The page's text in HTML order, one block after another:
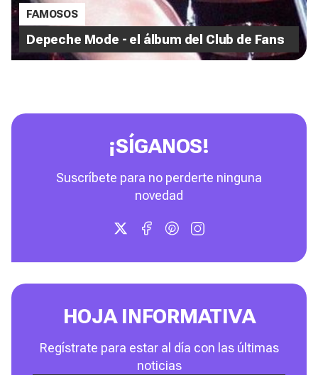
FAMOSOS
Depeche Mode - el álbum del Club de Fans
¡SÍGANOS!
Suscríbete para no perderte ninguna
novedad
HOJA INFORMATIVA
Regístrate para estar al día con las últimas
noticias